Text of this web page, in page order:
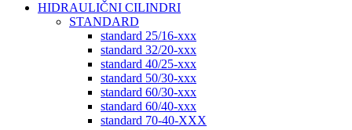
HIDRAULIČNI CILINDRI
STANDARD
standard 25/16-xxx
standard 32/20-xxx
standard 40/25-xxx
standard 50/30-xxx
standard 60/30-xxx
standard 60/40-xxx
standard 70-40-XXX